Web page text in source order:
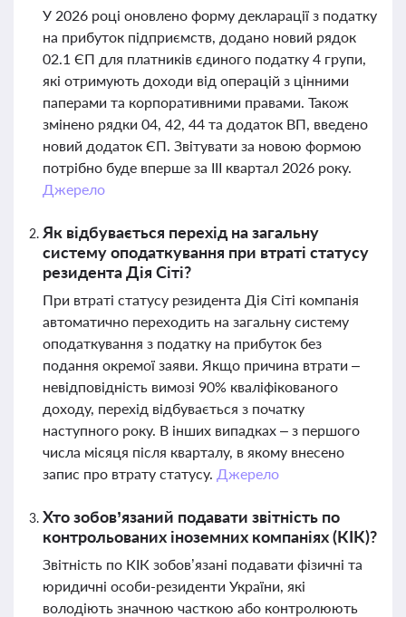
У 2026 році оновлено форму декларації з податку
на прибуток підприємств, додано новий рядок
02.1 ЄП для платників єдиного податку 4 групи,
які отримують доходи від операцій з цінними
паперами та корпоративними правами. Також
змінено рядки 04, 42, 44 та додаток ВП, введено
новий додаток ЄП. Звітувати за новою формою
потрібно буде вперше за ІІІ квартал 2026 року.
Джерело
Як відбувається перехід на загальну
систему оподаткування при втраті статусу
резидента Дія Сіті?
При втраті статусу резидента Дія Сіті компанія
автоматично переходить на загальну систему
оподаткування з податку на прибуток без
подання окремої заяви. Якщо причина втрати –
невідповідність вимозі 90% кваліфікованого
доходу, перехід відбувається з початку
наступного року. В інших випадках – з першого
числа місяця після кварталу, в якому внесено
запис про втрату статусу. Джерело
Хто зобов’язаний подавати звітність по
контрольованих іноземних компаніях (КІК)?
Звітність по КІК зобов’язані подавати фізичні та
юридичні особи-резиденти України, які
володіють значною часткою або контролюють